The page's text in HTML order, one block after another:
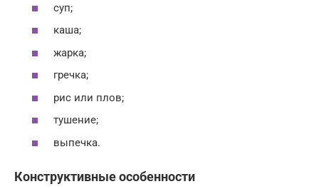
суп;
каша;
жарка;
гречка;
рис или плов;
тушение;
выпечка.
Конструктивные особенности